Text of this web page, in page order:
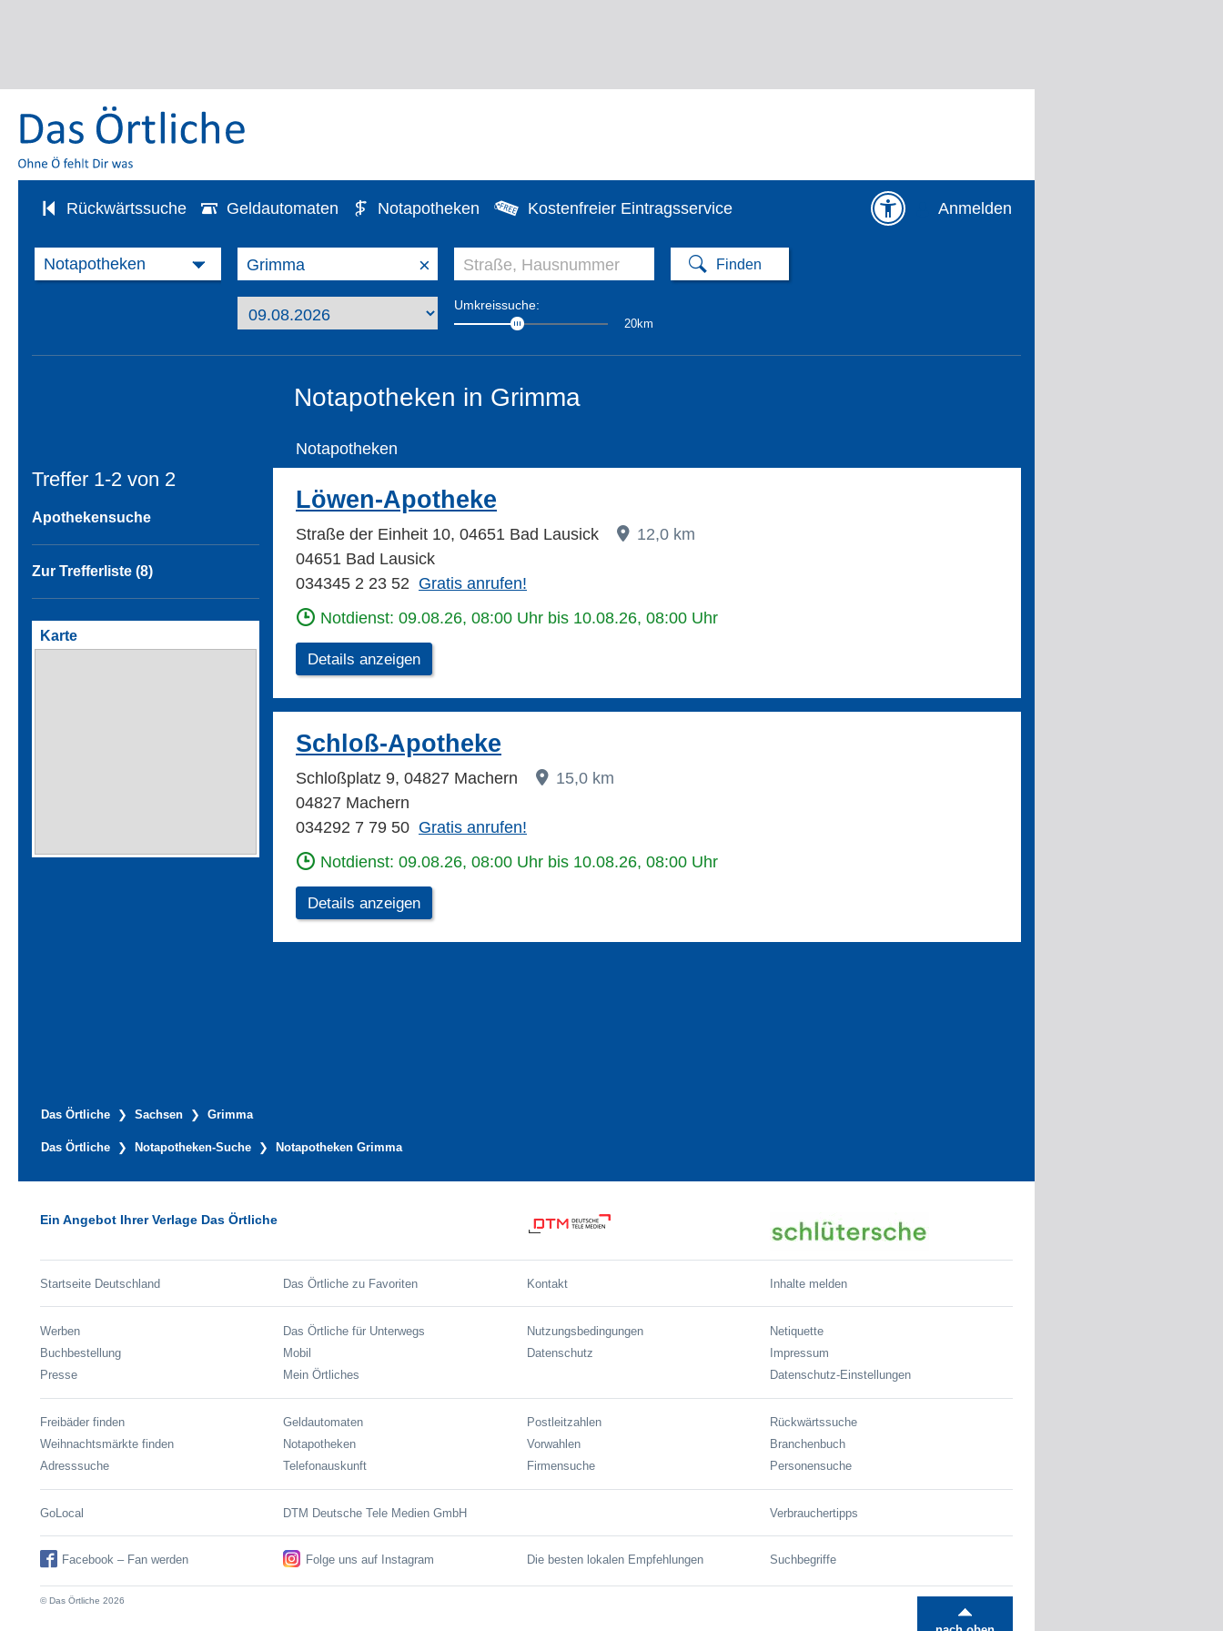
Rückwärtssuche Geldautomaten Notapotheken Kostenfreier Eintragsservice Anmelden
×
Umkreissuche:
20km
Notapotheken in Grimma
Treffer 1-2 von 2
Apothekensuche
Zur Trefferliste (8)
Notapotheken
Löwen-Apotheke
Straße der Einheit 10, 04651 Bad Lausick
12,0 km
04651 Bad Lausick
034345 2 23 52 Gratis anrufen!
Notdienst: 09.08.26, 08:00 Uhr bis 10.08.26, 08:00 Uhr
Details anzeigen
Schloß-Apotheke
Schloßplatz 9, 04827 Machern
15,0 km
04827 Machern
034292 7 79 50 Gratis anrufen!
Notdienst: 09.08.26, 08:00 Uhr bis 10.08.26, 08:00 Uhr
Details anzeigen
Karte
Das Örtliche Sachsen Grimma
Das Örtliche Notapotheken-Suche Notapotheken Grimma
Ein Angebot Ihrer Verlage Das Örtliche
Startseite Deutschland Das Örtliche zu Favoriten Kontakt Inhalte melden
Werben
Buchbestellung
Presse
Das Örtliche für Unterwegs
Mobil
Mein Örtliches
Nutzungsbedingungen
Datenschutz
Netiquette
Impressum
Datenschutz-Einstellungen
Freibäder finden
Weihnachtsmärkte finden
Adresssuche
Geldautomaten
Notapotheken
Telefonauskunft
Postleitzahlen
Vorwahlen
Firmensuche
Rückwärtssuche
Branchenbuch
Personensuche
GoLocal DTM Deutsche Tele Medien GmbH Verbrauchertipps
Facebook – Fan werden Folge uns auf Instagram Die besten lokalen Empfehlungen Suchbegriffe
© Das Örtliche 2026